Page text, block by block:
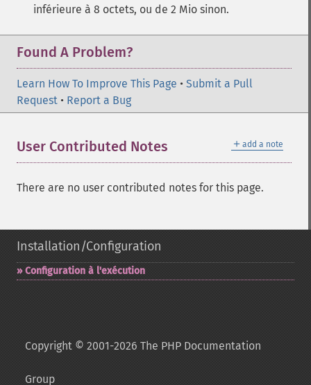
inférieure à 8 octets, ou de 2 Mio sinon.
Found A Problem?
Learn How To Improve This Page • Submit a Pull
Request • Report a Bug
＋ add a note
User Contributed Notes
There are no user contributed notes for this page.
Installation/Configuration
Configuration à l'exécution
Copyright © 2001-2026 The PHP Documentation
Group